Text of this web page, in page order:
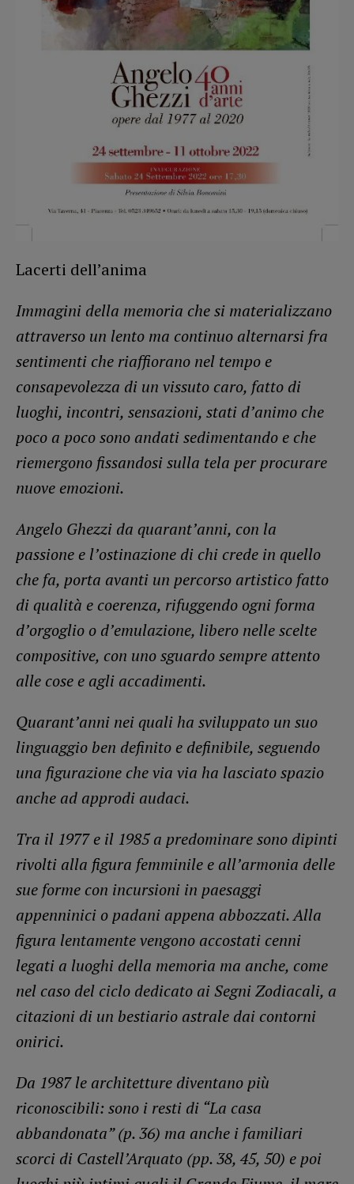
Lacerti dell’anima
Immagini della memoria che si materializzano
attraverso un lento ma continuo alternarsi fra
sentimenti che riaffiorano nel tempo e
consapevolezza di un vissuto caro, fatto di
luoghi, incontri, sensazioni, stati d’animo che
poco a poco sono andati sedimentando e che
riemergono fissandosi sulla tela per procurare
nuove emozioni.
Angelo Ghezzi da quarant’anni, con la
passione e l’ostinazione di chi crede in quello
che fa, porta avanti un percorso artistico fatto
di qualità e coerenza, rifuggendo ogni forma
d’orgoglio o d’emulazione, libero nelle scelte
compositive, con uno sguardo sempre attento
alle cose e agli accadimenti.
Quarant’anni nei quali ha sviluppato un suo
linguaggio ben definito e definibile, seguendo
una figurazione che via via ha lasciato spazio
anche ad approdi audaci.
Tra il 1977 e il 1985 a predominare sono dipinti
rivolti alla figura femminile e all’armonia delle
sue forme con incursioni in paesaggi
appenninici o padani appena abbozzati. Alla
figura lentamente vengono accostati cenni
legati a luoghi della memoria ma anche, come
nel caso del ciclo dedicato ai Segni Zodiacali, a
citazioni di un bestiario astrale dai contorni
onirici.
Da 1987 le architetture diventano più
riconoscibili: sono i resti di “La casa
abbandonata” (p. 36) ma anche i familiari
scorci di Castell’Arquato (pp. 38, 45, 50) e poi